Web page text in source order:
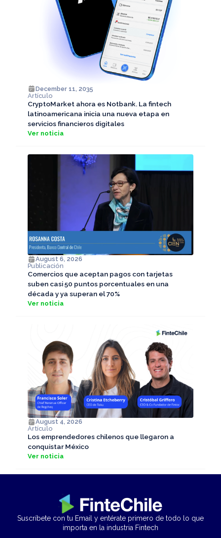
December 11, 2035
Artículo
CryptoMarket ahora es Notbank. La fintech
latinoamericana inicia una nueva etapa en
servicios financieros digitales
Ver noticia
August 6, 2026
Publicación
Comercios que aceptan pagos con tarjetas
suben casi 50 puntos porcentuales en una
década y ya superan el 70%
Ver noticia
August 4, 2026
Artículo
Los emprendedores chilenos que llegaron a
conquistar México
Ver noticia
Suscríbete con tu Email y entérate primero de todo lo que
importa en la industria Fintech